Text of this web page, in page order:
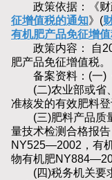
政策依据：《财
征增值税的通知》(
有机肥产品免征增
政策内容： 自
肥产品免征增值税。
备案资料：(一)《
(二)农业部或省、
准核发的有效肥料登
(三)肥料产品质量
量技术检测合格报
NY525—2002，有
物有机肥
(四)税务机关要求